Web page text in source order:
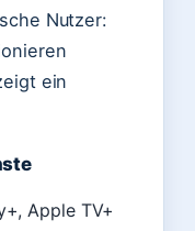
Nutzer:
ein
Apple TV+